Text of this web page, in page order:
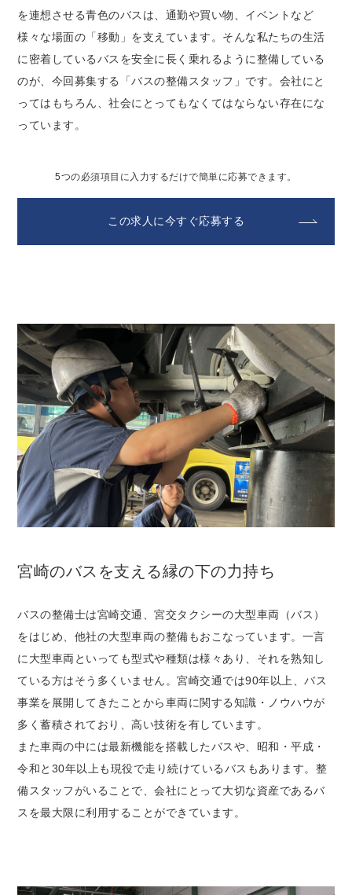
を連想させる青色のバスは、通勤や買い物、イベントなど
様々な場面の「移動」を支えています。そんな私たちの生活
に密着しているバスを安全に長く乗れるように整備している
のが、今回募集する「バスの整備スタッフ」です。会社にと
ってはもちろん、社会にとってもなくてはならない存在にな
っています。
5つの必須項目に入力するだけで簡単に応募できます。
この求人に今すぐ応募する
宮崎のバスを支える縁の下の力持ち
バスの整備士は宮崎交通、宮交タクシーの大型車両（バス）
をはじめ、他社の大型車両の整備もおこなっています。一言
に大型車両といっても型式や種類は様々あり、それを熟知し
ている方はそう多くいません。宮崎交通では90年以上、バス
事業を展開してきたことから車両に関する知識・ノウハウが
多く蓄積されており、高い技術を有しています。
また車両の中には最新機能を搭載したバスや、昭和・平成・
令和と30年以上も現役で走り続けているバスもあります。整
備スタッフがいることで、会社にとって大切な資産であるバ
スを最大限に利用することができています。